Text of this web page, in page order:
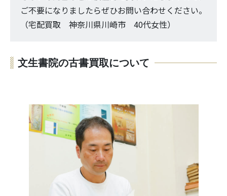
ご不要になりましたらぜひお問い合わせください。
（宅配買取 神奈川県川崎市 40代女性）
文生書院の古書買取について